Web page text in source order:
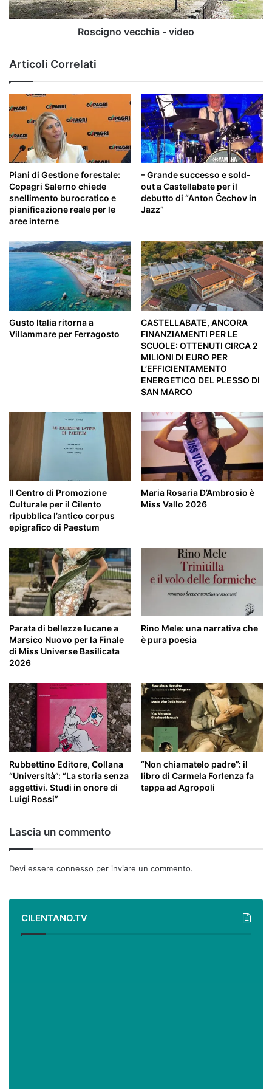
Roscigno vecchia - video
Articoli Correlati
Piani di Gestione forestale:
Copagri Salerno chiede
snellimento burocratico e
pianificazione reale per le
aree interne
– Grande successo e sold-
out a Castellabate per il
debutto di “Anton Čechov in
Jazz”
Gusto Italia ritorna a
Villammare per Ferragosto
CASTELLABATE, ANCORA
FINANZIAMENTI PER LE
SCUOLE: OTTENUTI CIRCA 2
MILIONI DI EURO PER
L’EFFICIENTAMENTO
ENERGETICO DEL PLESSO DI
SAN MARCO
Il Centro di Promozione
Culturale per il Cilento
ripubblica l’antico corpus
epigrafico di Paestum
Maria Rosaria D’Ambrosio è
Miss Vallo 2026
Parata di bellezze lucane a
Marsico Nuovo per la Finale
di Miss Universe Basilicata
2026
Rino Mele: una narrativa che
è pura poesia
Rubbettino Editore, Collana
“Università”: “La storia senza
aggettivi. Studi in onore di
Luigi Rossi”
“Non chiamatelo padre”: il
libro di Carmela Forlenza fa
tappa ad Agropoli
Lascia un commento
Devi essere connesso per inviare un commento.
CILENTANO.TV